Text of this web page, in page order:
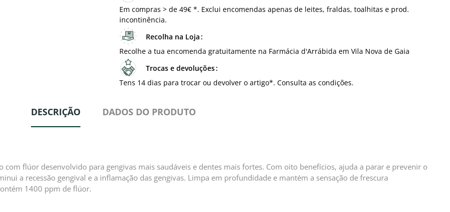
Em compras > de 49€ *. Exclui encomendas apenas de leites, fraldas, toalhitas e prod.
incontinência.
Recolha na Loja
Recolhe a tua encomenda gratuitamente na Farmácia d'Arrábida em Vila Nova de Gaia
Trocas e devoluções
Tens 14 dias para trocar ou devolver o artigo*. Consulta as condições.
DESCRIÇÃO DADOS DO PRODUTO
flúor desenvolvido para gengivas mais saudáveis e dentes mais fortes. Com oito benefícios, ajuda a parar e prevenir o
a recessão gengival e a inflamação das gengivas. Limpa em profundidade e mantém a sensação de frescura
1400 ppm de flúor.